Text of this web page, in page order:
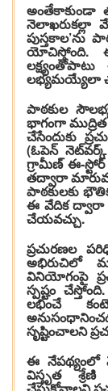
అంతేకాకుండా
నెలాఖరుకల్లా
పుస్తకాల’ను
యోచిస్తోంది.
లభ్యమయ్యేలా
పాఠకుల
భాగంగా ముద్రిత
చేసేందుకు
(ఓపెన్
గ్రామీణ్ ఈ-
తద్వారా
పాఠకులకు
ఈ వేదిక ద్వారా
చేయవచ్చు.
ప్రచురణల
అభిరుచిలో
వినియోగంపై
స్పష్టం
లభించే
సృష్టించాలని
ఈ నేపథ్యంలో
విస్తృత శ్రేణి